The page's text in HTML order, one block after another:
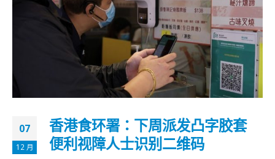
07
12 月
香港食环署：下周派发凸字胶套
便利视障人士识别二维码